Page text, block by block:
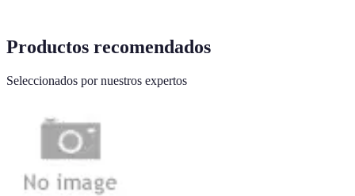
Productos recomendados
Seleccionados por nuestros expertos